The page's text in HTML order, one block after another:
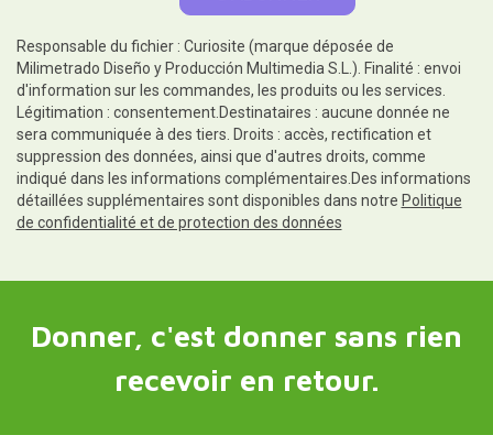
Responsable du fichier : Curiosite (marque déposée de
Milimetrado Diseño y Producción Multimedia S.L.). Finalité : envoi
d'information sur les commandes, les produits ou les services.
Légitimation : consentement.Destinataires : aucune donnée ne
sera communiquée à des tiers. Droits : accès, rectification et
suppression des données, ainsi que d'autres droits, comme
indiqué dans les informations complémentaires.Des informations
détaillées supplémentaires sont disponibles dans notre Politique
de confidentialité et de protection des données
Donner, c'est donner sans rien
recevoir en retour.